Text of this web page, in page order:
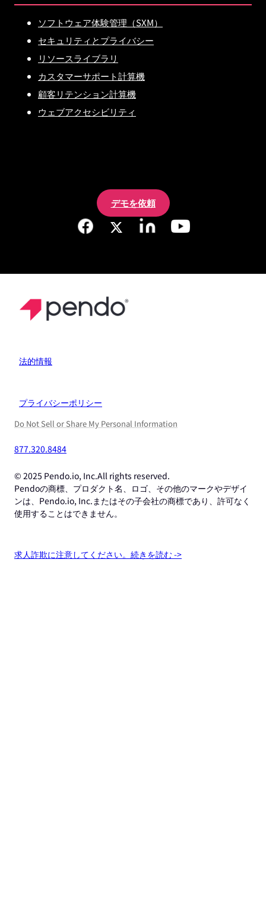
ソフトウェア体験管理（SXM）
セキュリティとプライバシー
リソースライブラリ
カスタマーサポート計算機
顧客リテンション計算機
ウェブアクセシビリティ
デモを依頼
法的情報
プライバシーポリシー
Do Not Sell or Share My Personal Information
877.320.8484
© 2025 Pendo.io, Inc.All rights reserved.
Pendoの商標、プロダクト名、ロゴ、その他のマークやデザイ
ンは、Pendo.io, Inc.またはその子会社の商標であり、許可なく
使用することはできません。
求人詐欺に注意してください。続きを読む ->